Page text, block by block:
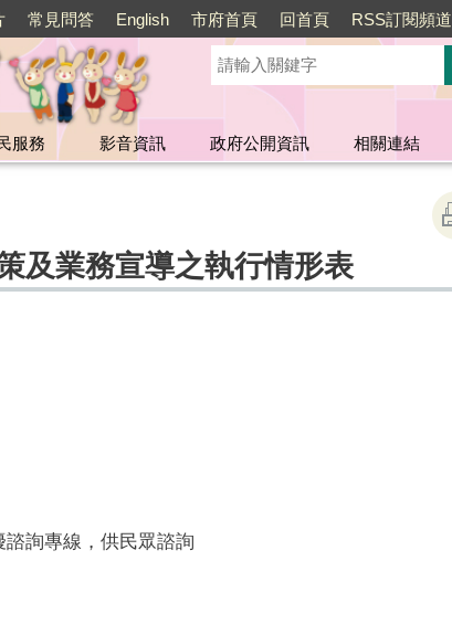
常見問答 English 市府首頁 回首頁 RSS訂閱頻道
服務 影音資訊 政府公開資訊
相關連結
及業務宣導之執行情形表
詢專線，供民眾諮詢